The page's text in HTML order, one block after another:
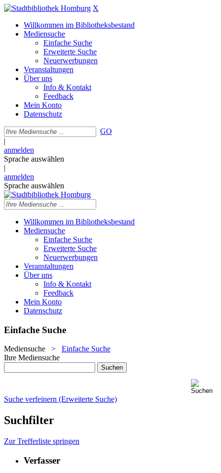
X
Willkommen im Bibliotheksbestand
Mediensuche
Einfache Suche
Erweiterte Suche
Neuerwerbungen
Veranstaltungen
Über uns
Info & Kontakt
Feedback
Mein Konto
Datenschutz
GO
|
anmelden
Sprache auswählen
|
anmelden
Sprache auswählen
Willkommen im Bibliotheksbestand
Mediensuche
Einfache Suche
Erweiterte Suche
Neuerwerbungen
Veranstaltungen
Über uns
Info & Kontakt
Feedback
Mein Konto
Datenschutz
Einfache Suche
Mediensuche > Einfache Suche
Ihre Mediensuche
Suche verfeinern (Erweiterte Suche)
Suchfilter
Zur Trefferliste springen
Verfasser